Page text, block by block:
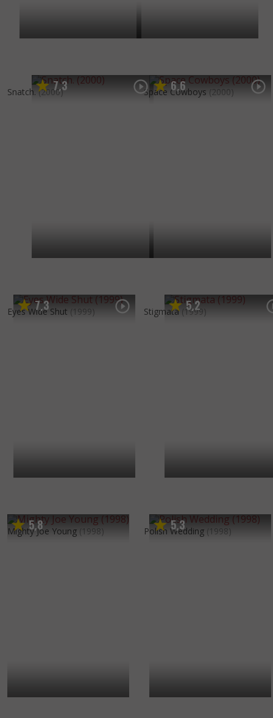
7,3
Snatch. (2000) 6,6
Space Cowboys (2000)
7,3
Eyes Wide Shut (1999) 5,2
Stigmata (1999)
5,8
Mighty Joe Young (1998) 5,3
Polish Wedding (1998)